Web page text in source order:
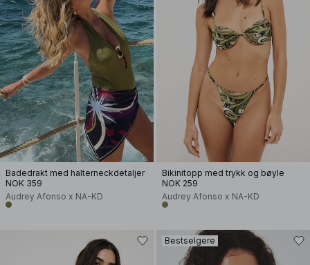
Badedrakt med halterneckdetaljer
NOK 359
Audrey Afonso x NA-KD
Bikinitopp med trykk og bøyle
NOK 259
Audrey Afonso x NA-KD
Bestselgere